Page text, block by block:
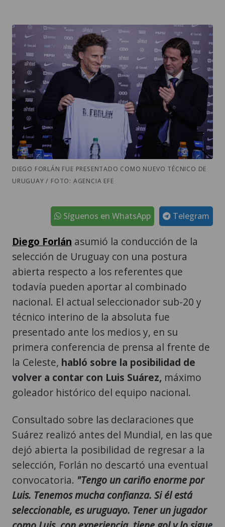
DIEGO FORLÁN FUE PRESENTADO COMO NUEVO TÉCNICO DE
URUGUAY / FOTO: AGENCIA EFE
Telegram
Síguenos en WhatsApp
Diego Forlán asumió la conducción de la
selección de Uruguay con una postura
abierta respecto a los referentes que
todavía pueden aportar al combinado
nacional. El actual seleccionador sub-20 y
técnico interino de la absoluta fue
presentado ante los medios y, en su
primera conferencia de prensa al frente de
la Celeste, habló sobre la posibilidad de
volver a contar con Luis Suárez, máximo
goleador histórico del equipo nacional.
Consultado sobre las declaraciones que
Suárez realizó antes del Mundial, en las que
dejó abierta la posibilidad de regresar a la
selección, Forlán no descartó una eventual
convocatoria. "Tengo un cariño enorme por
Luis. Tenemos mucha confianza. Si él está
seleccionable, es uruguayo. Tener un jugador